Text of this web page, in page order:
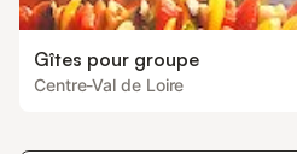
Gîtes pour groupe
Centre-Val de Loire